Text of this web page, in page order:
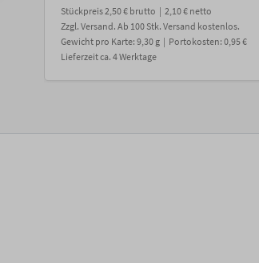
Stückpreis2,50 € brutto |2,10 € netto
Zzgl. Versand. Ab 100 Stk. Versand kostenlos.
Gewicht pro Karte:9,30 g | Portokosten:0,95 €
Lieferzeitca.4Werktage